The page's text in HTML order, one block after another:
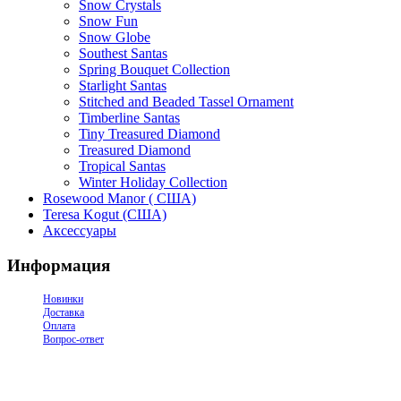
Snow Crystals
Snow Fun
Snow Globe
Southest Santas
Spring Bouquet Collection
Starlight Santas
Stitched and Beaded Tassel Ornament
Timberline Santas
Tiny Treasured Diamond
Treasured Diamond
Tropical Santas
Winter Holiday Collection
Rosewood Manor ( США)
Teresa Kogut (США)
Аксессуары
Информация
Новинки
Доставка
Оплата
Вопрос-ответ